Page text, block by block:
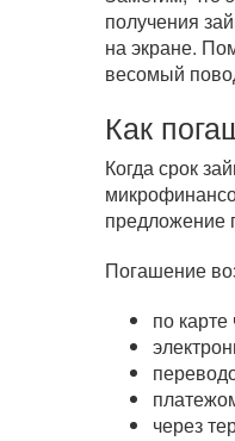
получения
на экране.
весомый
Как
Когда срок
предложение
Погашение
по
через